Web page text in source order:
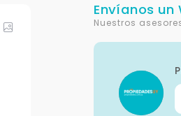
Envíanos un
Nuestros